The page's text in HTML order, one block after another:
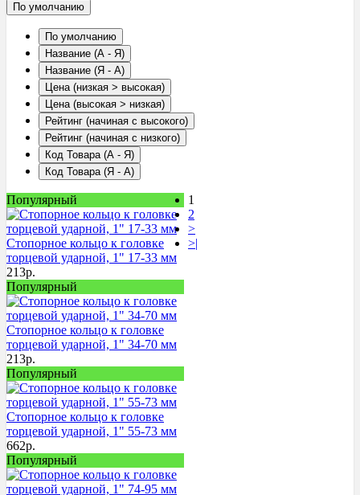
По умолчанию
По умолчанию
Название (А - Я)
Название (Я - А)
Цена (низкая > высокая)
Цена (высокая > низкая)
Рейтинг (начиная с высокого)
Рейтинг (начиная с низкого)
Код Товара (А - Я)
Код Товара (Я - А)
Популярный
Стопорное кольцо к головке
торцевой ударной, 1" 17-33 мм
213р.
Популярный
Стопорное кольцо к головке
торцевой ударной, 1" 34-70 мм
213р.
Популярный
Стопорное кольцо к головке
торцевой ударной, 1" 55-73 мм
662р.
Популярный
1
2
>
>|